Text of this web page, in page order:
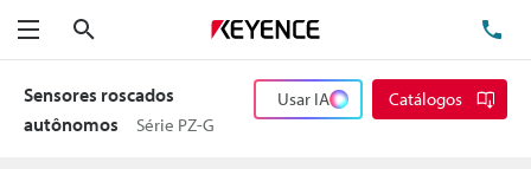
Menu
Sensores roscados
autônomos
Série PZ-G
Usar IA Catálogos